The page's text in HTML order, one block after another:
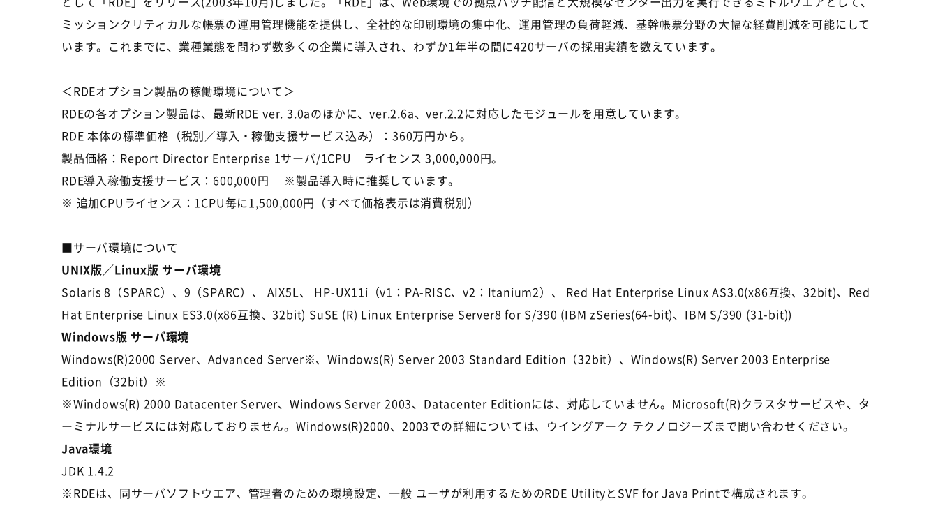
ミッションクリティカルな帳票の運用管理機能を提供し、全社的な印刷環境の集中化、運用管理の負荷軽減、基幹帳票分野の大幅な経費削減を可能にして
います。これまでに、業種業態を問わず数多くの企業に導入され、わずか1年半の間に420サーバの採用実績を数えています。
＜RDEオプション製品の稼働環境について＞
RDEの各オプション製品は、最新RDE ver. 3.0aのほかに、ver.2.6a、ver.2.2に対応したモジュールを用意しています。
RDE 本体の標準価格（税別／導入・稼働支援サービス込み）：360万円から。
製品価格：Report Director Enterprise 1サーバ/1CPU ライセンス 3,000,000円。
RDE導入稼働支援サービス：600,000円 ※製品導入時に推奨しています。
※ 追加CPUライセンス：1CPU毎に1,500,000円（すべて価格表示は消費税別）
■サーバ環境について
UNIX版／Linux版 サーバ環境
Solaris 8（SPARC）、9（SPARC）、 AIX5L、 HP-UX11i（v1：PA-RISC、v2：Itanium2）、 Red Hat Enterprise Linux AS3.0(x86互換、32bit)、Red
Hat Enterprise Linux ES3.0(x86互換、32bit) SuSE (R) Linux Enterprise Server8 for S/390 (IBM zSeries(64-bit)、IBM S/390 (31-bit))
Windows版 サーバ環境
Windows(R)2000 Server、Advanced Server※、Windows(R) Server 2003 Standard Edition（32bit）、Windows(R) Server 2003 Enterprise
Edition（32bit）※
※Windows(R) 2000 Datacenter Server、Windows Server 2003、Datacenter Editionには、対応していません。Microsoft(R)クラスタサービスや、タ
ーミナルサービスには対応しておりません。Windows(R)2000、2003での詳細については、ウイングアーク テクノロジーズまで問い合わせください。
Java環境
JDK 1.4.2
※RDEは、同サーバソフトウエア、管理者のための環境設定、一般 ユーザが利用するためのRDE UtilityとSVF for Java Printで構成されます。